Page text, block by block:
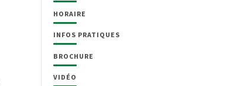
HORAIRE
INFOS PRATIQUES
BROCHURE
VIDÉO